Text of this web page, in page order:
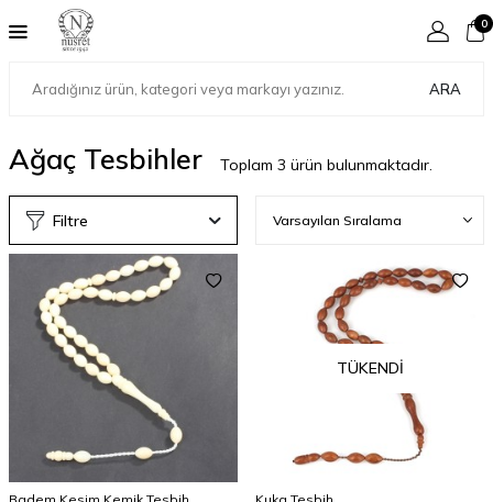
ARA
0
Ağaç Tesbihler Toplam 3 ürün bulunmaktadır.
Filtre
TÜKENDI